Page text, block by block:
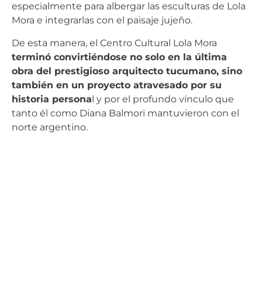
especialmente para albergar las esculturas de Lola
Mora e integrarlas con el paisaje jujeño.
De esta manera, el Centro Cultural Lola Mora
terminó convirtiéndose no solo en la última
obra del prestigioso arquitecto tucumano, sino
también en un proyecto atravesado por su
historia personal y por el profundo vínculo que
tanto él como Diana Balmori mantuvieron con el
norte argentino.